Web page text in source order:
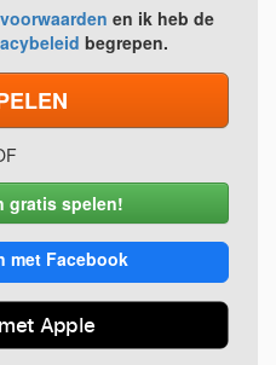
en ik heb de
begrepen.
gratis spelen!
met Facebook
Apple